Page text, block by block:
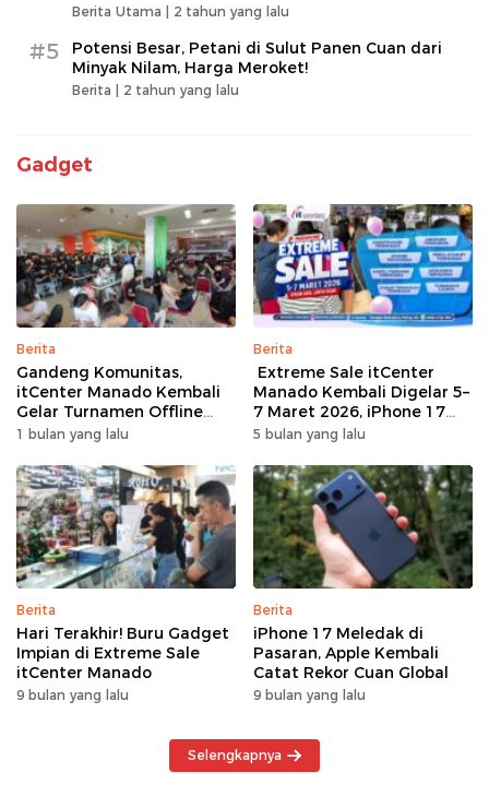
Berita Utama | 2 tahun yang lalu
#5
Potensi Besar, Petani di Sulut Panen Cuan dari
Minyak Nilam, Harga Meroket!
Berita | 2 tahun yang lalu
Gadget
Berita
Gandeng Komunitas,
itCenter Manado Kembali
Gelar Turnamen Offline
Free Fire, 60 Tim Siap
1 bulan yang lalu
Berita
Extreme Sale itCenter
Manado Kembali Digelar 5–
7 Maret 2026, iPhone 17
Pro Max Diskon hingga
5 bulan yang lalu
Berita
Hari Terakhir! Buru Gadget
Impian di Extreme Sale
itCenter Manado
9 bulan yang lalu
Berita
iPhone 17 Meledak di
Pasaran, Apple Kembali
Catat Rekor Cuan Global
9 bulan yang lalu
Selengkapnya